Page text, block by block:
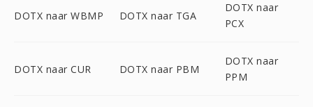
DOTX naar WBMP DOTX naar TGA
DOTX naar
PCX
DOTX naar CUR DOTX naar PBM
DOTX naar
PPM